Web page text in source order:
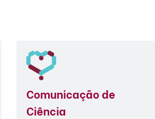
Comunicação de
Ciência